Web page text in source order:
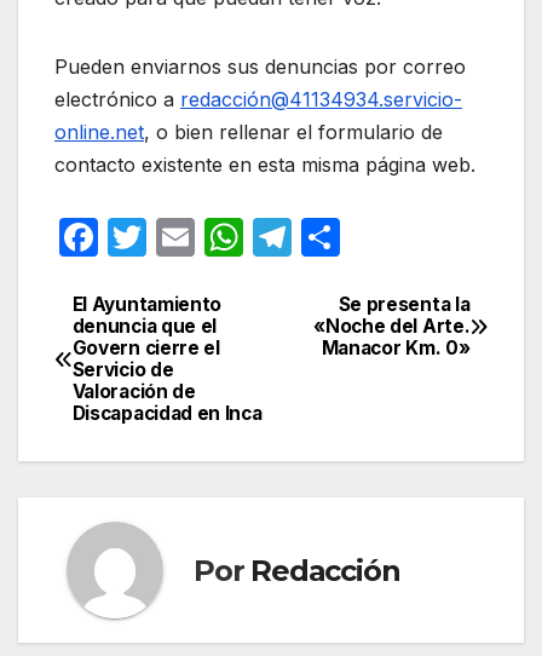
Pueden enviarnos sus denuncias por correo
electrónico a redacción@41134934.servicio-
online.net, o bien rellenar el formulario de
contacto existente en esta misma página web.
F
c
e
b
o
o
T
itt
er
E
ail
W
p
p
T
gr
m
p
Navegación
de
entradas
Se presenta la
«Noche del Arte.
Manacor Km. 0»
El Ayuntamiento
denuncia que el
Govern cierre el
Servicio de
Valoración de
Discapacidad en Inca
Por Redacción